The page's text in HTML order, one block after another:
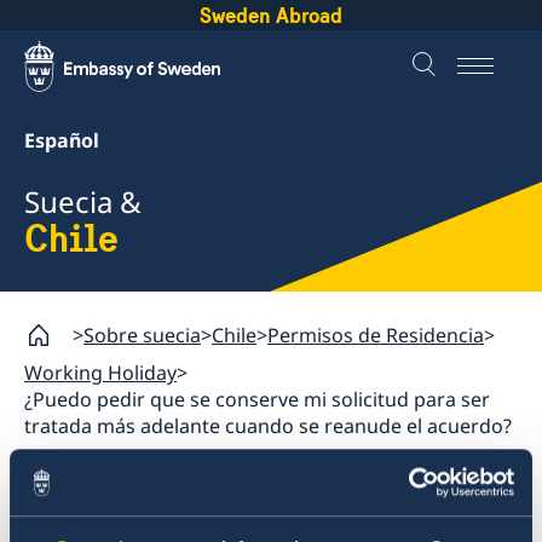
Sweden Abroad
Español
Suecia &
Chile
Sobre suecia Chile Permisos de Residencia
Working Holiday
¿Puedo pedir que se conserve mi solicitud para ser
tratada más adelante cuando se reanude el acuerdo?
Chile